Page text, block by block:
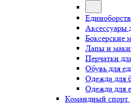
Аксессуары
Боксерские
Лапы и
Перчатки
Обувь для
Одежда для
Одежда для
Командный спорт